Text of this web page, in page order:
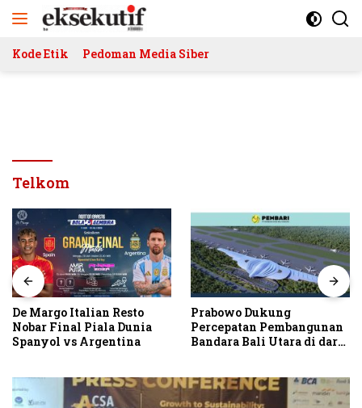
Kode Etik Pedoman Media Siber
Telkom
De Margo Italian Resto
Nobar Final Piala Dunia
Spanyol vs Argentina
Prabowo Dukung
Percepatan Pembangunan
Bandara Bali Utara di darat